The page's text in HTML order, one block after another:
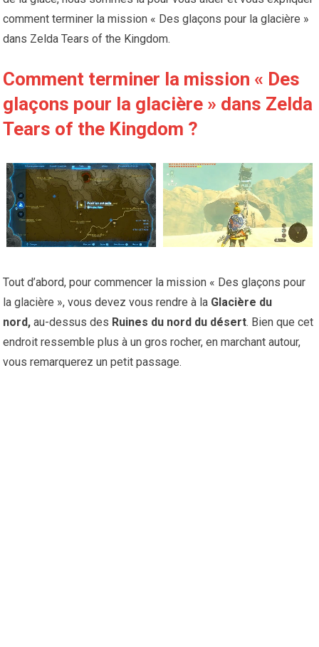
comment terminer la mission « Des glaçons pour la glacière »
dans Zelda Tears of the Kingdom.
Comment terminer la mission « Des
glaçons pour la glacière » dans Zelda
Tears of the Kingdom ?
Tout d’abord, pour commencer la mission « Des glaçons pour
la glacière », vous devez vous rendre à la Glacière du
nord,au-dessus des Ruines du nord du désert. Bien que cet
endroit ressemble plus à un gros rocher, en marchant autour,
vous remarquerez un petit passage.